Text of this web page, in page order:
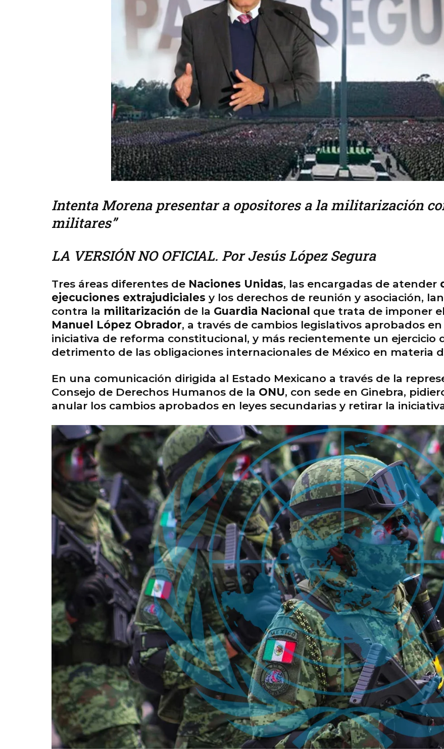
Intenta Morena presentar a opositores a la militarización
militares”
LA VERSIÓN NO OFICIAL. Por Jesús López Segura
Tres áreas diferentes de Naciones Unidas, las encargadas de atender
ejecuciones extrajudiciales y los derechos de reunión y asociación,
contra la militarización de la Guardia Nacional que trata de imponer
Manuel López Obrador, a través de cambios legislativos aprobados en
iniciativa de reforma constitucional, y más recientemente un ejercicio
detrimento de las obligaciones internacionales de México en materia
En una comunicación dirigida al Estado Mexicano a través de la
Consejo de Derechos Humanos de la ONU, con sede en Ginebra,
anular los cambios aprobados en leyes secundarias y retirar la